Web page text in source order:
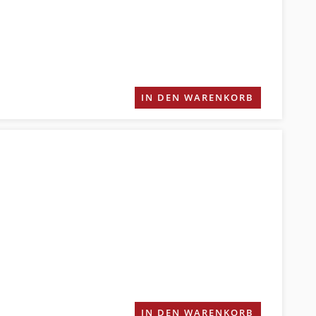
IN DEN WARENKORB
IN DEN WARENKORB